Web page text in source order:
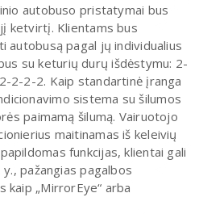
autobuso pristatymai bus
ketvirtį. Klientams bus
autobusą pagal jų individualius
su keturių durų išdėstymu: 2-
2-2-2. Kaip standartinė įranga
sistema su šilumos
paimamą šilumą. Vairuotojo
maitinamas iš keleivių
funkcijas, klientai gali
pažangias pagalbos
„MirrorEye“ arba